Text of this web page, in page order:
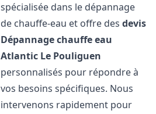
spécialisée dans le dépannage
de chauffe-eau et offre desdevis
Dépannage chauffe eau
Atlantic Le Pouliguen
personnalisés pour répondre à
vos besoins spécifiques. Nous
intervenons rapidement pour